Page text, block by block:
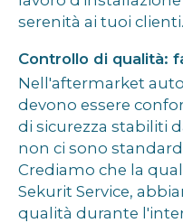
serenità ai tuoi clienti.
Controllo di qualità:
Nell'aftermarket
devono essere
di sicurezza stabiliti
non ci sono
Crediamo che la
Sekurit Service,
qualità durante